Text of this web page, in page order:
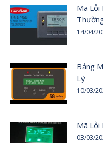
Mã Lỗi
14/04/
Bảng
Lý
10/03/
Mã Lỗi
03/03/